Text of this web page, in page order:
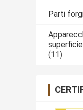
Parti
superficie
(11)